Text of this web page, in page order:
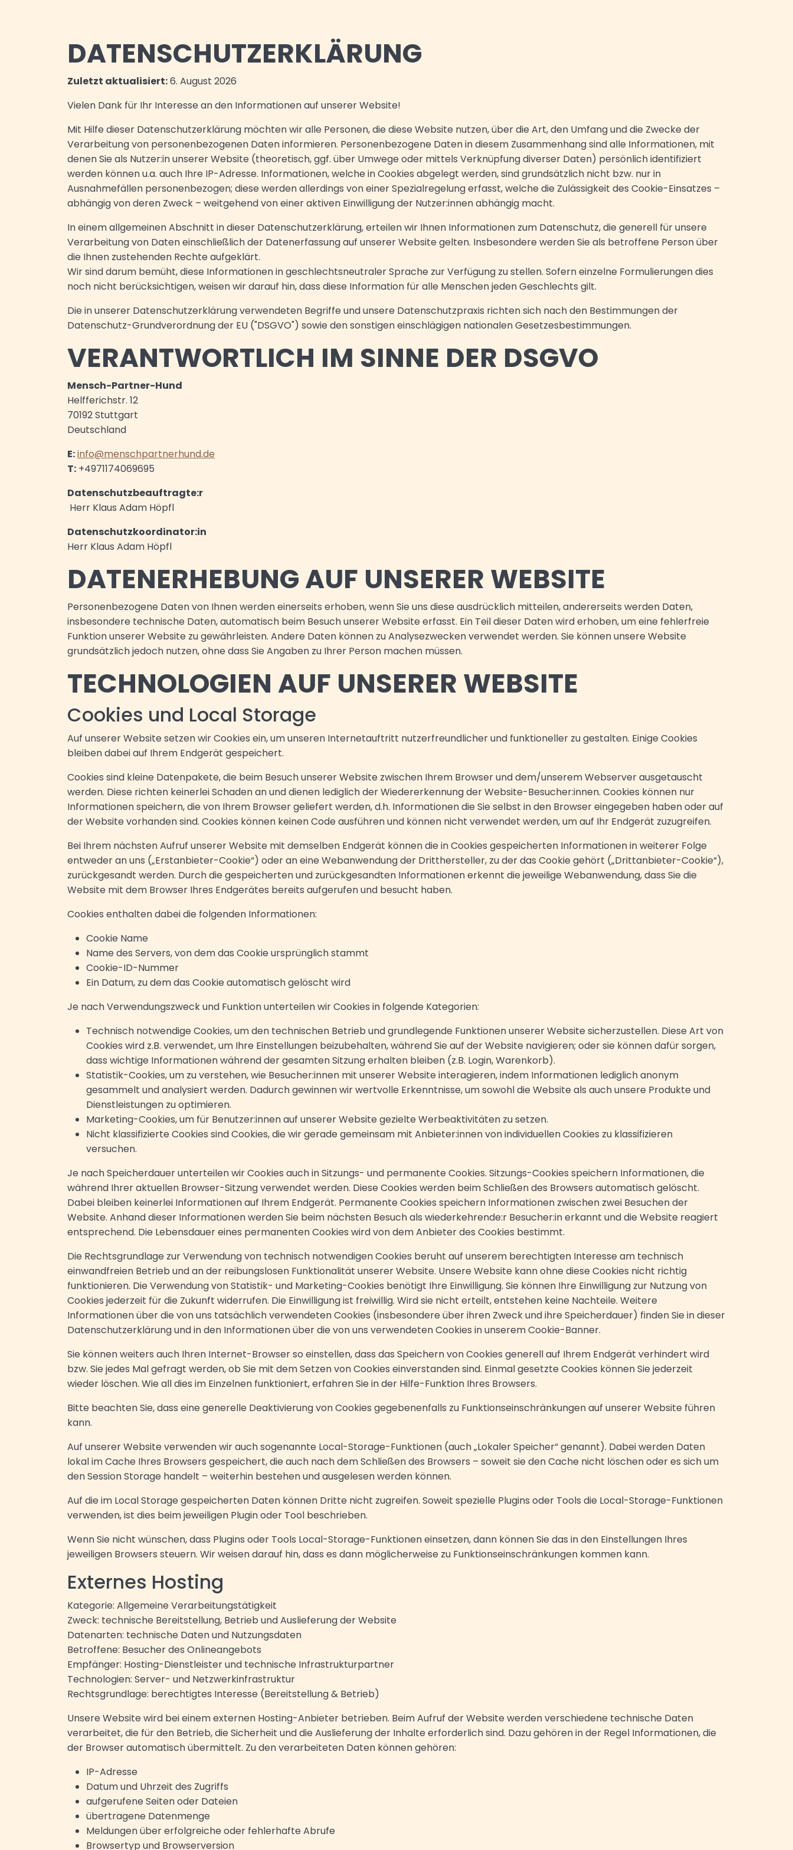
DATENSCHUTZERKLÄRUNG
Zuletzt aktualisiert:6. August 2026
Vielen Dank für Ihr Interesse an den Informationen auf unserer Website!
Mit Hilfe dieser Datenschutzerklärung möchten wir alle Personen, die diese Website nutzen, über die Art, den Umfang und die Zwecke der
Verarbeitung von personenbezogenen Daten informieren. Personenbezogene Daten in diesem Zusammenhang sind alle Informationen, mit
denen Sie als Nutzer:in unserer Website (theoretisch, ggf. über Umwege oder mittels Verknüpfung diverser Daten) persönlich identifiziert
werden können u.a. auch Ihre IP-Adresse. Informationen, welche in Cookies abgelegt werden, sind grundsätzlich nicht bzw. nur in
Ausnahmefällen personenbezogen; diese werden allerdings von einer Spezialregelung erfasst, welche die Zulässigkeit des Cookie-Einsatzes –
abhängig von deren Zweck – weitgehend von einer aktiven Einwilligung der Nutzer:innen abhängig macht.
In einem allgemeinen Abschnitt in dieser Datenschutzerklärung, erteilen wir Ihnen Informationen zum Datenschutz, die generell für unsere
Verarbeitung von Daten einschließlich der Datenerfassung auf unserer Website gelten. Insbesondere werden Sie als betroffene Person über
die Ihnen zustehenden Rechte aufgeklärt.
Wir sind darum bemüht, diese Informationen in geschlechtsneutraler Sprache zur Verfügung zu stellen. Sofern einzelne Formulierungen dies
noch nicht berücksichtigen, weisen wir darauf hin, dass diese Information für alle Menschen jeden Geschlechts gilt.
Die in unserer Datenschutzerklärung verwendeten Begriffe und unsere Datenschutzpraxis richten sich nach den Bestimmungen der
Datenschutz-Grundverordnung der EU ("DSGVO") sowie den sonstigen einschlägigen nationalen Gesetzesbestimmungen.
VERANTWORTLICH IM SINNE DER DSGVO
Mensch-Partner-Hund
Helfferichstr. 12
70192 Stuttgart
Deutschland
E:info@menschpartnerhund.de
T: +4971174069695
Datenschutzbeauftragte:r
Herr Klaus Adam Höpfl
Datenschutzkoordinator:in
Herr Klaus Adam Höpfl
DATENERHEBUNG AUF UNSERER WEBSITE
Personenbezogene Daten von Ihnen werden einerseits erhoben, wenn Sie uns diese ausdrücklich mitteilen, andererseits werden Daten,
insbesondere technische Daten, automatisch beim Besuch unserer Website erfasst. Ein Teil dieser Daten wird erhoben, um eine fehlerfreie
Funktion unserer Website zu gewährleisten. Andere Daten können zu Analysezwecken verwendet werden. Sie können unsere Website
grundsätzlich jedoch nutzen, ohne dass Sie Angaben zu Ihrer Person machen müssen.
TECHNOLOGIEN AUF UNSERER WEBSITE
Cookies und Local Storage
Auf unserer Website setzen wir Cookies ein, um unseren Internetauftritt nutzerfreundlicher und funktioneller zu gestalten. Einige Cookies
bleiben dabei auf Ihrem Endgerät gespeichert.
Cookies sind kleine Datenpakete, die beim Besuch unserer Website zwischen Ihrem Browser und dem/unserem Webserver ausgetauscht
werden. Diese richten keinerlei Schaden an und dienen lediglich der Wiedererkennung der Website-Besucher:innen. Cookies können nur
Informationen speichern, die von Ihrem Browser geliefert werden, d.h. Informationen die Sie selbst in den Browser eingegeben haben oder auf
der Website vorhanden sind. Cookies können keinen Code ausführen und können nicht verwendet werden, um auf Ihr Endgerät zuzugreifen.
Bei Ihrem nächsten Aufruf unserer Website mit demselben Endgerät können die in Cookies gespeicherten Informationen in weiterer Folge
entweder an uns („Erstanbieter-Cookie“) oder an eine Webanwendung der Dritthersteller, zu der das Cookie gehört („Drittanbieter-Cookie“),
zurückgesandt werden. Durch die gespeicherten und zurückgesandten Informationen erkennt die jeweilige Webanwendung, dass Sie die
Website mit dem Browser Ihres Endgerätes bereits aufgerufen und besucht haben.
Cookies enthalten dabei die folgenden Informationen:
Cookie Name
Name des Servers, von dem das Cookie ursprünglich stammt
Cookie-ID-Nummer
Ein Datum, zu dem das Cookie automatisch gelöscht wird
Je nach Verwendungszweck und Funktion unterteilen wir Cookies in folgende Kategorien:
Technisch notwendige Cookies, um den technischen Betrieb und grundlegende Funktionen unserer Website sicherzustellen. Diese Art von
Cookies wird z.B. verwendet, um Ihre Einstellungen beizubehalten, während Sie auf der Website navigieren; oder sie können dafür sorgen,
dass wichtige Informationen während der gesamten Sitzung erhalten bleiben (z.B. Login, Warenkorb).
Statistik-Cookies, um zu verstehen, wie Besucher:innen mit unserer Website interagieren, indem Informationen lediglich anonym
gesammelt und analysiert werden. Dadurch gewinnen wir wertvolle Erkenntnisse, um sowohl die Website als auch unsere Produkte und
Dienstleistungen zu optimieren.
Marketing-Cookies, um für Benutzer:innen auf unserer Website gezielte Werbeaktivitäten zu setzen.
Nicht klassifizierte Cookies sind Cookies, die wir gerade gemeinsam mit Anbieter:innen von individuellen Cookies zu klassifizieren
versuchen.
Je nach Speicherdauer unterteilen wir Cookies auch in Sitzungs- und permanente Cookies. Sitzungs-Cookies speichern Informationen, die
während Ihrer aktuellen Browser-Sitzung verwendet werden. Diese Cookies werden beim Schließen des Browsers automatisch gelöscht.
Dabei bleiben keinerlei Informationen auf Ihrem Endgerät. Permanente Cookies speichern Informationen zwischen zwei Besuchen der
Website. Anhand dieser Informationen werden Sie beim nächsten Besuch als wiederkehrende:r Besucher:in erkannt und die Website reagiert
entsprechend. Die Lebensdauer eines permanenten Cookies wird von dem Anbieter des Cookies bestimmt.
Die Rechtsgrundlage zur Verwendung von technisch notwendigen Cookies beruht auf unserem berechtigten Interesse am technisch
einwandfreien Betrieb und an der reibungslosen Funktionalität unserer Website. Unsere Website kann ohne diese Cookies nicht richtig
funktionieren. Die Verwendung von Statistik- und Marketing-Cookies benötigt Ihre Einwilligung. Sie können Ihre Einwilligung zur Nutzung von
Cookies jederzeit für die Zukunft widerrufen. Die Einwilligung ist freiwillig. Wird sie nicht erteilt, entstehen keine Nachteile. Weitere
Informationen über die von uns tatsächlich verwendeten Cookies (insbesondere über ihren Zweck und ihre Speicherdauer) finden Sie in dieser
Datenschutzerklärung und in den Informationen über die von uns verwendeten Cookies in unserem Cookie-Banner.
Sie können weiters auch Ihren Internet-Browser so einstellen, dass das Speichern von Cookies generell auf Ihrem Endgerät verhindert wird
bzw. Sie jedes Mal gefragt werden, ob Sie mit dem Setzen von Cookies einverstanden sind. Einmal gesetzte Cookies können Sie jederzeit
wieder löschen. Wie all dies im Einzelnen funktioniert, erfahren Sie in der Hilfe-Funktion Ihres Browsers.
Bitte beachten Sie, dass eine generelle Deaktivierung von Cookies gegebenenfalls zu Funktionseinschränkungen auf unserer Website führen
kann.
Auf unserer Website verwenden wir auch sogenannte Local-Storage-Funktionen (auch „Lokaler Speicher“ genannt). Dabei werden Daten
lokal im Cache Ihres Browsers gespeichert, die auch nach dem Schließen des Browsers – soweit sie den Cache nicht löschen oder es sich um
den Session Storage handelt – weiterhin bestehen und ausgelesen werden können.
Auf die im Local Storage gespeicherten Daten können Dritte nicht zugreifen. Soweit spezielle Plugins oder Tools die Local-Storage-Funktionen
verwenden, ist dies beim jeweiligen Plugin oder Tool beschrieben.
Wenn Sie nicht wünschen, dass Plugins oder Tools Local-Storage-Funktionen einsetzen, dann können Sie das in den Einstellungen Ihres
jeweiligen Browsers steuern. Wir weisen darauf hin, dass es dann möglicherweise zu Funktionseinschränkungen kommen kann.
Externes Hosting
Kategorie: Allgemeine Verarbeitungstätigkeit
Zweck: technische Bereitstellung, Betrieb und Auslieferung der Website
Datenarten: technische Daten und Nutzungsdaten
Betroffene: Besucher des Onlineangebots
Empfänger: Hosting-Dienstleister und technische Infrastrukturpartner
Technologien: Server- und Netzwerkinfrastruktur
Rechtsgrundlage: berechtigtes Interesse (Bereitstellung & Betrieb)
Unsere Website wird bei einem externen Hosting-Anbieter betrieben. Beim Aufruf der Website werden verschiedene technische Daten
verarbeitet, die für den Betrieb, die Sicherheit und die Auslieferung der Inhalte erforderlich sind. Dazu gehören in der Regel Informationen, die
der Browser automatisch übermittelt. Zu den verarbeiteten Daten können gehören:
IP-Adresse
Datum und Uhrzeit des Zugriffs
aufgerufene Seiten oder Dateien
übertragene Datenmenge
Meldungen über erfolgreiche oder fehlerhafte Abrufe
Browsertyp und Browserversion